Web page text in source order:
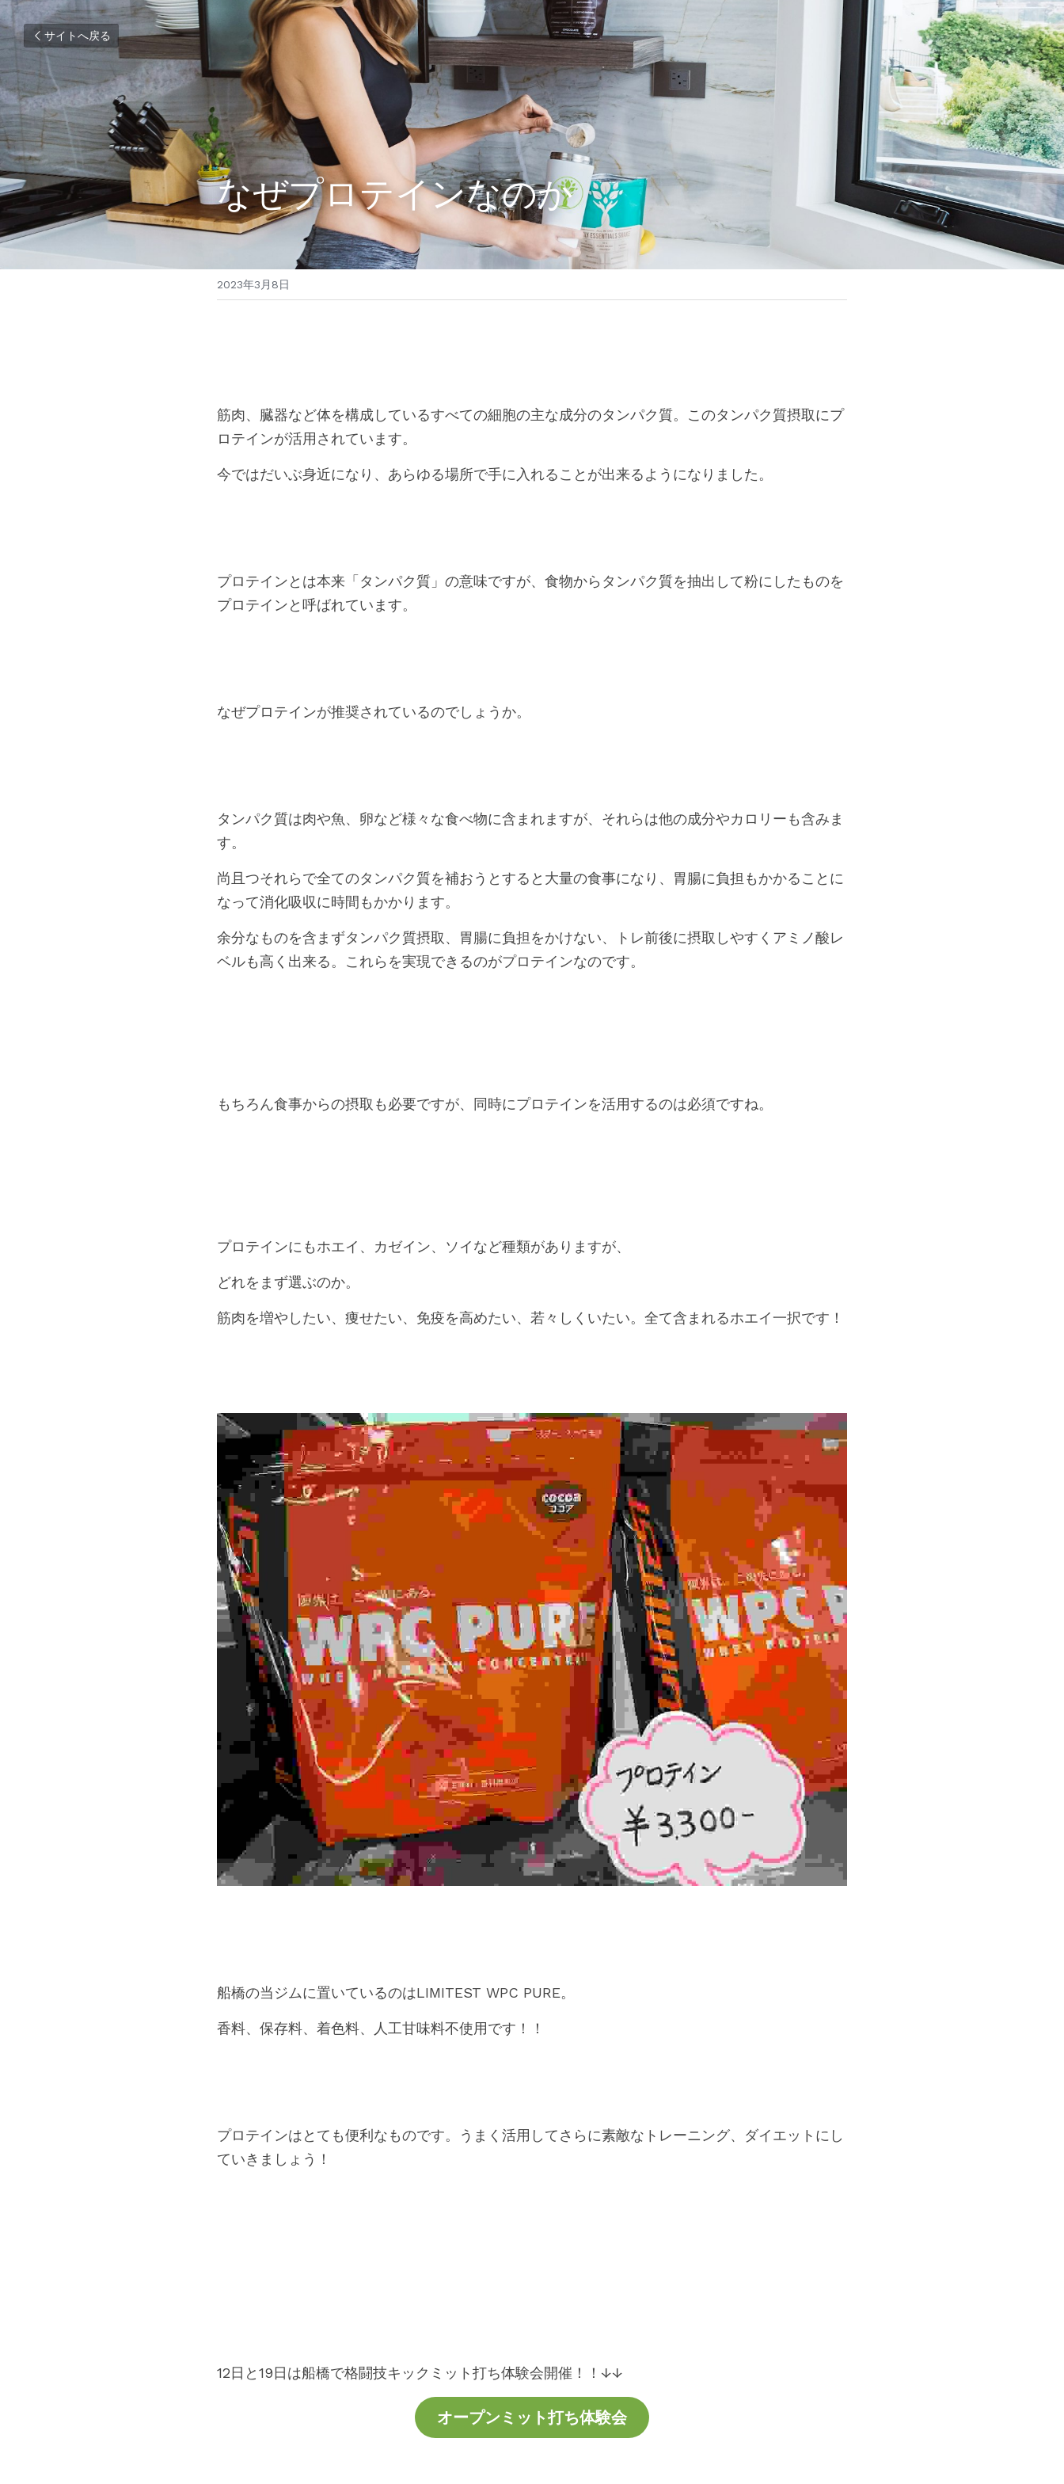
サイトへ戻る
なぜプロテインなのか
2023年3月8日
筋肉、臓器など体を構成しているすべての細胞の主な成分のタンパク質。このタンパク質摂取にプ
ロテインが活用されています。
今ではだいぶ身近になり、あらゆる場所で手に入れることが出来るようになりました。
プロテインとは本来「タンパク質」の意味ですが、食物からタンパク質を抽出して粉にしたものを
プロテインと呼ばれています。
なぜプロテインが推奨されているのでしょうか。
タンパク質は肉や魚、卵など様々な食べ物に含まれますが、それらは他の成分やカロリーも含みま
す。
尚且つそれらで全てのタンパク質を補おうとすると大量の食事になり、胃腸に負担もかかることに
なって消化吸収に時間もかかります。
余分なものを含まずタンパク質摂取、胃腸に負担をかけない、トレ前後に摂取しやすくアミノ酸レ
ベルも高く出来る。これらを実現できるのがプロテインなのです。
もちろん食事からの摂取も必要ですが、同時にプロテインを活用するのは必須ですね。
プロテインにもホエイ、カゼイン、ソイなど種類がありますが、
どれをまず選ぶのか。
筋肉を増やしたい、痩せたい、免疫を高めたい、若々しくいたい。全て含まれるホエイ一択です！
船橋の当ジムに置いているのはLIMITEST WPC PURE。
香料、保存料、着色料、人工甘味料不使用です！！
プロテインはとても便利なものです。うまく活用してさらに素敵なトレーニング、ダイエットにし
ていきましょう！
12日と19日は船橋で格闘技キックミット打ち体験会開催！！↓↓
オープンミット打ち体験会